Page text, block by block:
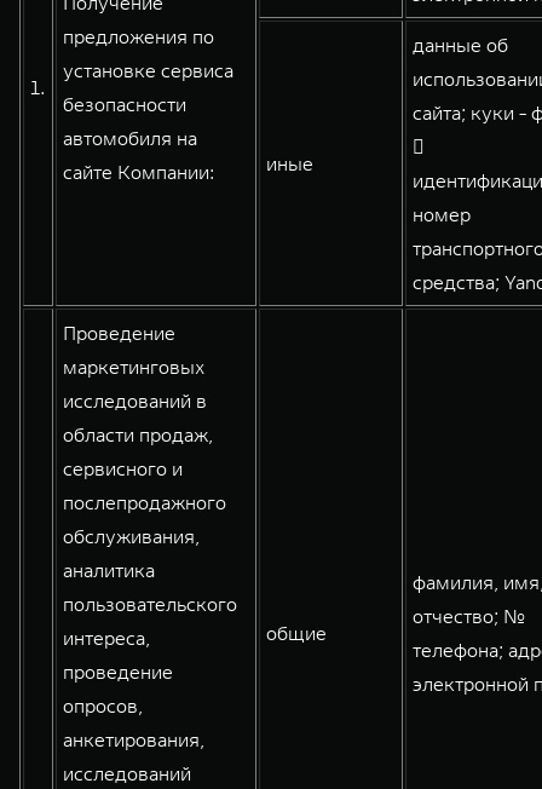
WEY 80
Масштаб возможностей
WEY 80 Лаундж
от 8 099 000 ₽
1.
предложения по
установке сервиса
безопасности
автомобиля на
сайте Компании:
иные
данные об
сайта; куки -

номер
средства;
Проведение
маркетинговых
исследований в
области продаж,
сервисного и
послепродажного
обслуживания,
аналитика
пользовательского
интереса,
проведение
опросов,
анкетирования,
исследований
общие
фамилия,
отчество; №
телефона;
электронной